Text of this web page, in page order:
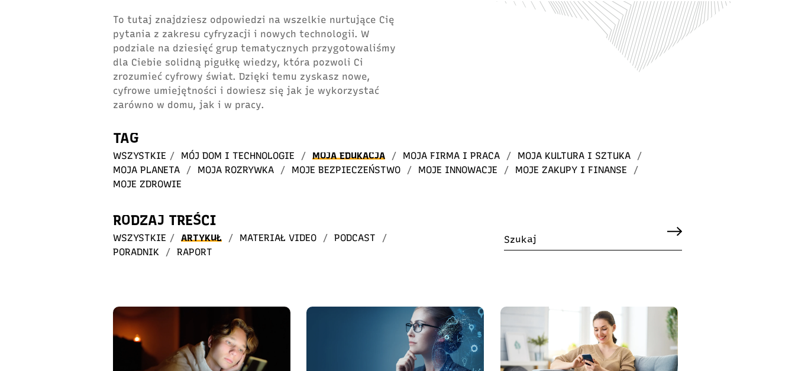
To tutaj znajdziesz odpowiedzi na wszelkie nurtujące Cię
pytania z zakresu cyfryzacji i nowych technologii. W
podziale na dziesięć grup tematycznych przygotowaliśmy
dla Ciebie solidną pigułkę wiedzy, która pozwoli Ci
zrozumieć cyfrowy świat. Dzięki temu zyskasz nowe,
cyfrowe umiejętności i dowiesz się jak je wykorzystać
zarówno w domu, jak i w pracy.
TAG
WSZYSTKIE / MÓJ DOM I TECHNOLOGIE / MOJA EDUKACJA / MOJA FIRMA I PRACA / MOJA KULTURA I SZTUKA
/
MOJA PLANETA
/ MOJA ROZRYWKA / MOJE BEZPIECZEŃSTWO / MOJE INNOWACJE / MOJE ZAKUPY I FINANSE
/
MOJE ZDROWIE
RODZAJ TREŚCI
WSZYSTKIE / ARTYKUŁ / MATERIAŁ VIDEO / PODCAST
/
PORADNIK
/ RAPORT